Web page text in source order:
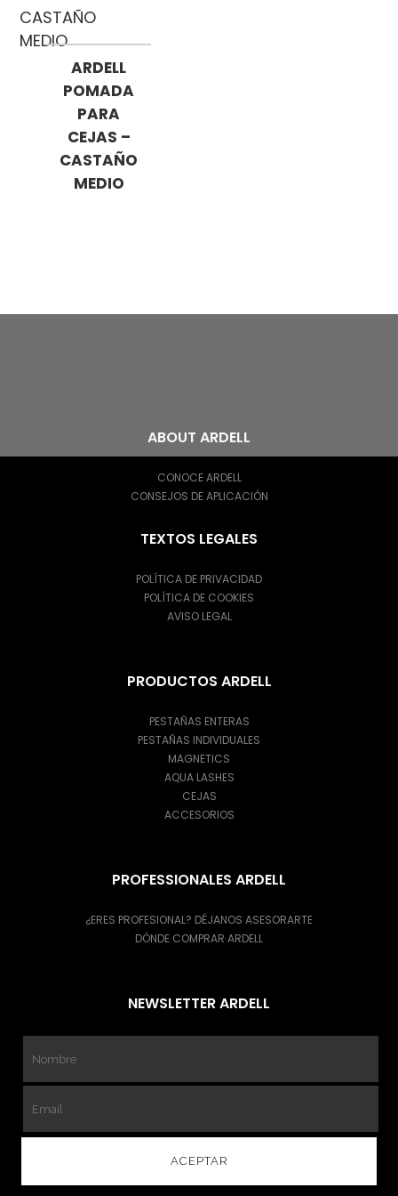
ARDELL
POMADA
PARA
CEJAS –
CASTAÑO
MEDIO
ABOUT ARDELL
CONOCE ARDELL
CONSEJOS DE APLICACIÓN
TEXTOS LEGALES
POLÍTICA DE PRIVACIDAD
POLÍTICA DE COOKIES
AVISO LEGAL
PRODUCTOS ARDELL
PESTAÑAS ENTERAS
PESTAÑAS INDIVIDUALES
MAGNETICS
AQUA LASHES
CEJAS
ACCESORIOS
PROFESSIONALES ARDELL
¿ERES PROFESIONAL? DÉJANOS ASESORARTE
DÓNDE COMPRAR ARDELL
NEWSLETTER ARDELL